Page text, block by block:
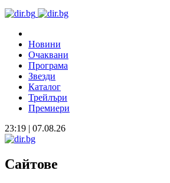
Новини
Очаквани
Програма
Звезди
Каталог
Трейлъри
Премиери
23:19 | 07.08.26
Сайтове